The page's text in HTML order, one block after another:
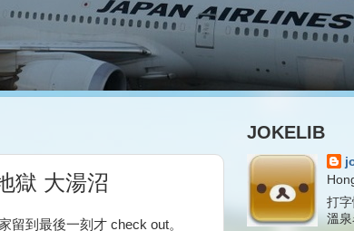
獄 大湯沼
留到最後一刻才 check out。
JOKELIB
打
溫